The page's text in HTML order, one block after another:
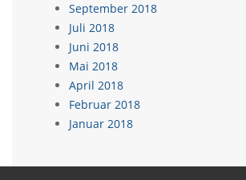
September 2018
Juli 2018
Juni 2018
Mai 2018
April 2018
Februar 2018
Januar 2018